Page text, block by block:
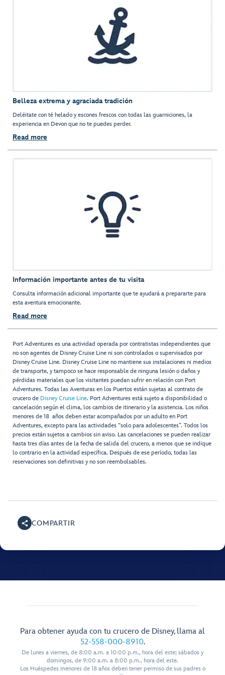
Belleza extrema y agraciada tradición
Deléitate con té helado y escones frescos con todas las guarniciones, la
experiencia en Devon que no te puedes perder.
Read more
Información importante antes de tu visita
Consulta información adicional importante que te ayudará a prepararte para
esta aventura emocionante.
Read more
Port Adventures es una actividad operada por contratistas independientes que
no son agentes de Disney Cruise Line ni son controlados o supervisados por
Disney Cruise Line. Disney Cruise Line no mantiene sus instalaciones ni medios
de transporte, y tampoco se hace responsable de ninguna lesión o daños y
pérdidas materiales que los visitantes puedan sufrir en relación con Port
Adventures. Todas las Aventuras en los Puertos están sujetas al contrato de
crucero de Disney Cruise Line. Port Adventures está sujeto a disponibilidad o
cancelación según el clima, los cambios de itinerario y la asistencia. Los niños
menores de 18 años deben estar acompañados por un adulto en Port
Adventures, excepto para las actividades “solo para adolescentes”. Todos los
precios están sujetos a cambios sin aviso. Las cancelaciones se pueden realizar
hasta tres días antes de la fecha de salida del crucero, a menos que se indique
lo contrario en la actividad específica. Después de ese período, todas las
reservaciones son definitivas y no son reembolsables.
COMPARTIR
Para obtener ayuda con tu crucero de Disney, llama al
52-558-000-8910.
De lunes a viernes, de 8:00 a.m. a 10:00 p.m., hora del este; sábados y
domingos, de 9:00 a.m. a 8:00 p.m., hora del este.
Los Huéspedes menores de 18 años deben tener permiso de sus padres o